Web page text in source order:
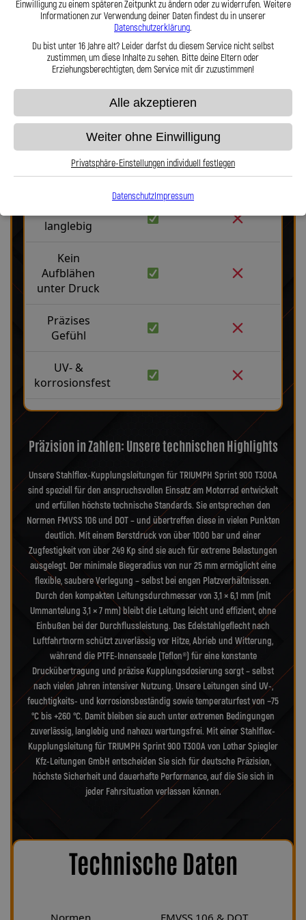
Stahlflex vs. Gummi
Fakten Stahlflex Gummi
langlebig
Kein
Aufblähen
unter Druck
Präzises
Gefühl
UV- &
korrosionsfest
Haltbarkeit, Präzision und Fahrgefühl auf höchstem Niveau vereint.
Hier zu unserem Video „Stahlflex vs. Gummi“
Präzision in Zahlen: Unsere technischen Highlights
Unsere Stahlflex-Kupplungsleitungen für TRIUMPH Sprint 900 T300A
sind speziell für den anspruchsvollen Einsatz am Motorrad entwickelt
und erfüllen höchste technische Standards. Sie entsprechen den
Normen FMVSS 106 und DOT – und übertreffen diese in vielen Punkten
deutlich. Mit einem Berstdruck von über 1000 bar und einer
Zugfestigkeit von über 249 Kp sind sie auch für extreme Belastungen
ausgelegt. Der minimale Biegeradius von nur 25 mm ermöglicht eine
flexible, saubere Verlegung – selbst bei engen Platzverhältnissen.
Durch den kompakten Leitungsdurchmesser von 3,1 × 6,1 mm (mit
Ummantelung 3,1 × 7 mm) bleibt die Leitung leicht und effizient, ohne
Einbußen bei der Durchflussleistung. Das Edelstahlgeflecht nach
Luftfahrtnorm schützt zuverlässig vor Hitze, Abrieb und Witterung,
während die PTFE-Innenseele (Teflon®) für eine konstante
Druckübertragung und präzise Kupplungsdosierung sorgt – selbst
nach vielen Jahren intensiver Nutzung. Unsere Leitungen sind UV-,
feuchtigkeits- und korrosionsbeständig sowie temperaturfest von −75
°C bis +260 °C. Damit bleiben sie auch unter extremen Bedingungen
zuverlässig, langlebig und nahezu wartungsfrei. Mit einer Stahlflex-
Kupplungsleitung für TRIUMPH Sprint 900 T300A von Lothar Spiegler
Kfz-Leitungen GmbH entscheiden Sie sich für deutsche Präzision,
höchste Sicherheit und dauerhafte Performance, auf die Sie sich in
jeder Fahrsituation verlassen können.
Technische Daten
Normen FMVSS 106 & DOT
Einwilligung zu einem späteren Zeitpunkt zu ändern oder zu widerrufen. Weitere
Informationen zur Verwendung deiner Daten findest du in unserer
Datenschutzerklärung.
Du bist unter 16 Jahre alt? Leider darfst du diesem Service nicht selbst
zustimmen, um diese Inhalte zu sehen. Bitte deine Eltern oder
Erziehungsberechtigten, dem Service mit dir zuzustimmen!
Alle akzeptieren
Weiter ohne Einwilligung
Privatsphäre-Einstellungen individuell festlegen
DatenschutzImpressum